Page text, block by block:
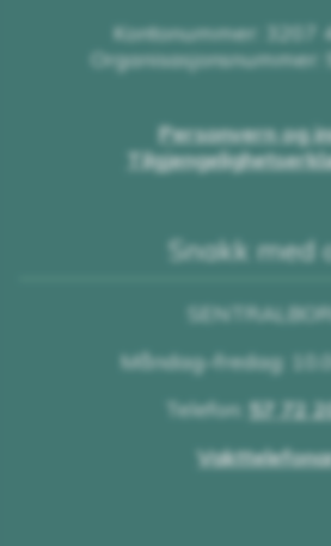
Kontonummer: 3207
Organisasjonsnummer:
Personvern og
Snakk med
Måndag–fredag:
Telefon: 57 72